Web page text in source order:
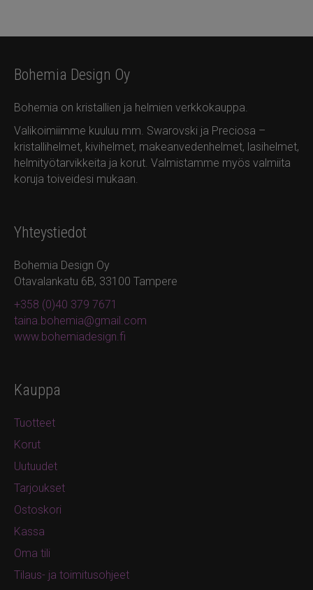
Bohemia Design Oy
Bohemia on kristallien ja helmien verkkokauppa.
Valikoimiimme kuuluu mm. Swarovski ja Preciosa –
kristallihelmet, kivihelmet, makeanvedenhelmet, lasihelmet,
helmityötarvikkeita ja korut. Valmistamme myös valmiita
koruja toiveidesi mukaan.
Yhteystiedot
Bohemia Design Oy
Otavalankatu 6B, 33100 Tampere
+358 (0)40 379 7671
taina.bohemia@gmail.com
www.bohemiadesign.fi
Kauppa
Tuotteet
Korut
Uutuudet
Tarjoukset
Ostoskori
Kassa
Oma tili
Tilaus- ja toimitusohjeet